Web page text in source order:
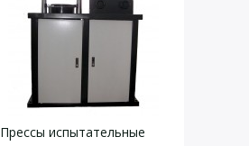
Прессы испытательные